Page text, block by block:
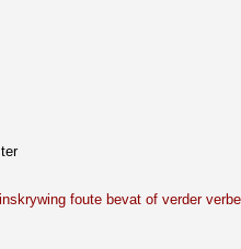
foute bevat of verder